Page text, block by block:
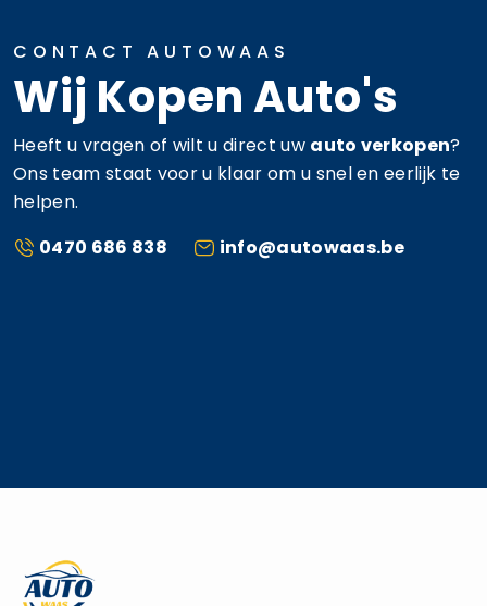
CONTACT AUTOWAAS
Wij Kopen Auto's
Heeft u vragen of wilt u direct uw auto verkopen?
Ons team staat voor u klaar om u snel en eerlijk te
helpen.
0470 686 838
info@autowaas.be